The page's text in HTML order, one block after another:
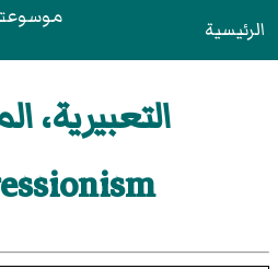
الرئيسية
التعبيرية،
)